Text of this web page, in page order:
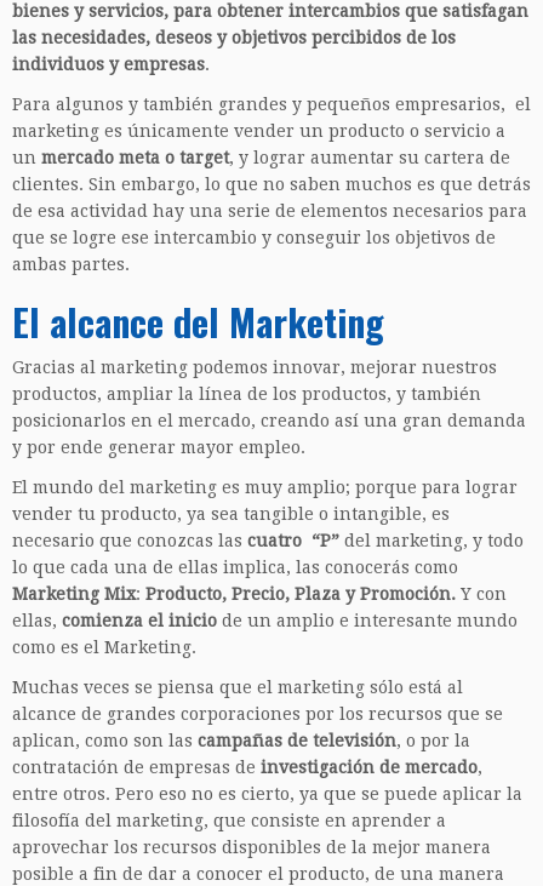
bienes y servicios, para obtener intercambios que satisfagan
las necesidades, deseos y objetivos percibidos de los
individuos y empresas.
Para algunos y también grandes y pequeños empresarios, el
marketing es únicamente vender un producto o servicio a
un mercado meta o target, y lograr aumentar su cartera de
clientes. Sin embargo, lo que no saben muchos es que detrás
de esa actividad hay una serie de elementos necesarios para
que se logre ese intercambio y conseguir los objetivos de
ambas partes.
El alcance del Marketing
Gracias al marketing podemos innovar, mejorar nuestros
productos, ampliar la línea de los productos, y también
posicionarlos en el mercado, creando así una gran demanda
y por ende generar mayor empleo.
El mundo del marketing es muy amplio; porque para lograr
vender tu producto, ya sea tangible o intangible, es
necesario que conozcas las cuatro “P” del marketing, y todo
lo que cada una de ellas implica, las conocerás como
Marketing Mix: Producto, Precio, Plaza y Promoción. Y con
ellas, comienza el inicio de un amplio e interesante mundo
como es el Marketing.
Muchas veces se piensa que el marketing sólo está al
alcance de grandes corporaciones por los recursos que se
aplican, como son las campañas de televisión, o por la
contratación de empresas de investigación de mercado,
entre otros. Pero eso no es cierto, ya que se puede aplicar la
filosofía del marketing, que consiste en aprender a
aprovechar los recursos disponibles de la mejor manera
posible a fin de dar a conocer el producto, de una manera